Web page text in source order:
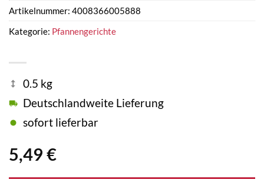
5,49 €
0.5 kg
Deutschlandweite Lieferung
sofort lieferbar
Artikelnummer: 4008366005888
Kategorie: Pfannengerichte